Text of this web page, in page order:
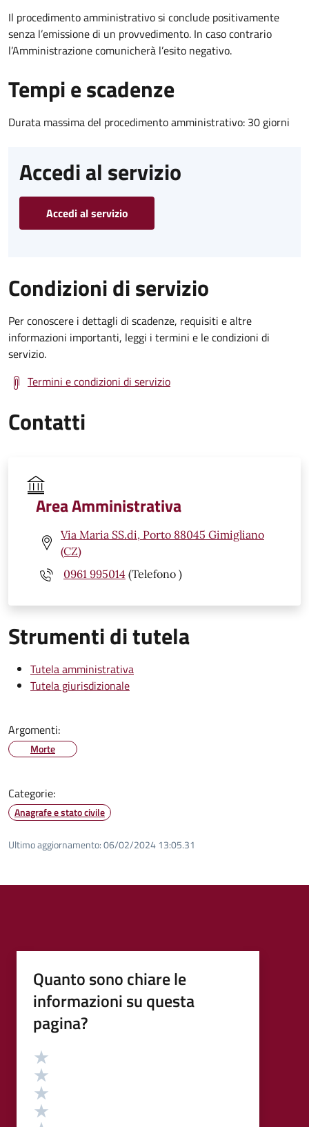
Il procedimento amministrativo si conclude positivamente
senza l’emissione di un provvedimento. In caso contrario
l’Amministrazione comunicherà l’esito negativo.
Tempi e scadenze
Durata massima del procedimento amministrativo: 30 giorni
Accedi al servizio
Accedi al servizio
Condizioni di servizio
Per conoscere i dettagli di scadenze, requisiti e altre
informazioni importanti, leggi i termini e le condizioni di
servizio.
Termini e condizioni di servizio
Contatti
Area Amministrativa
Via Maria SS.di, Porto 88045 Gimigliano
(CZ)
0961 995014 (Telefono )
Strumenti di tutela
Tutela amministrativa
Tutela giurisdizionale
Argomenti:
Morte
Categorie:
Anagrafe e stato civile
Ultimo aggiornamento:06/02/2024 13:05.31
Quanto sono chiare le
informazioni su questa
pagina?
Valutazione